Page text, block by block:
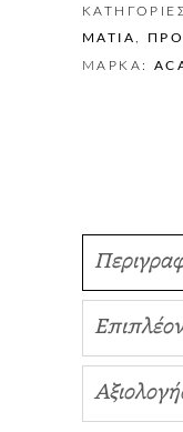
ΜΆΤΙΑ
ΜΆΡΚΑ: